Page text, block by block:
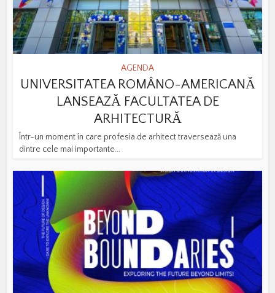
AGENDA
UNIVERSITATEA ROMÂNO-AMERICANĂ
LANSEAZĂ FACULTATEA DE
ARHITECTURĂ
Într-un moment în care profesia de arhitect traversează una
dintre cele mai importante...